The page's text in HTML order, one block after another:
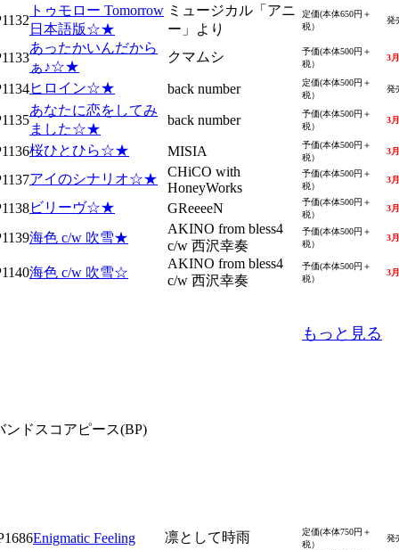
トゥモロー Tomorrow
日本語版☆★
ミュージカル「アニ
ー」より
定価(本体650円＋
税）
発
あったかいんだから
ぁ♪☆★
クマムシ
予価(本体500円＋
税）
3
ヒロイン☆★ back number
定価(本体500円＋
税）
発
あなたに恋をしてみ
ました☆★
back number
予価(本体500円＋
税）
3
桜ひとひら☆★ MISIA
予価(本体500円＋
税）
3
アイのシナリオ☆★
CHiCO with
HoneyWorks
予価(本体500円＋
税）
3
ビリーヴ☆★ GReeeeN
予価(本体500円＋
税）
3
海色 c/w 吹雪★
AKINO from bless4
c/w 西沢幸奏
予価(本体500円＋
税）
3
海色 c/w 吹雪☆
AKINO from bless4
c/w 西沢幸奏
予価(本体500円＋
税）
3
もっと見る
Enigmatic Feeling 凛として時雨
定価(本体750円＋
税）
発